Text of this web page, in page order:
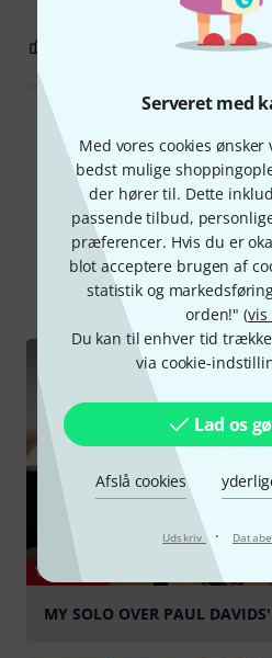
Serveret med
Med vores cookies
bedst mulige
der hører til. Dette
passende tilbud,
præferencer. Hvis du er
blot acceptere brugen af
statistik og
orden!" (vis
Du kan til enhver tid
via cookie-
Lad os
Afslå cookies
Udskriv ·
ANMELD
Vidste
Alle videoer
YOUTUBE
MY SOLO OVER PAUL